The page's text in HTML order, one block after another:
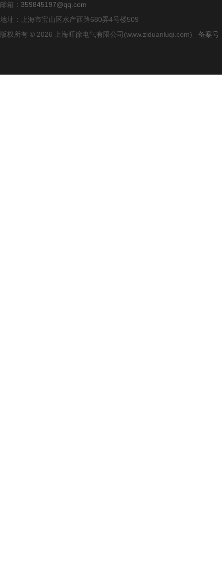
邮箱： 359845197@qq.com
地址：上海市宝山区水产西路680弄4号楼509
版权所有 © 2026 上海旺徐电气有限公司(www.zlduanluqi.com) 备案号